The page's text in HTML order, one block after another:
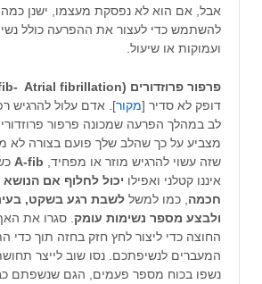
אבל, אם הוא לא נפסקת מעצמו, ישנן
להשתמש כדי לעצור את ההפרעה כולל
ועמוקות או שיעול.
פרפור פרוזדורים (A-fib- Atrial fibrillation)
דופק לא סדיר [מקור]. אדם עלול להרגיש
לב במהלך הפרעה שמכונה פרפור
מצביע על כך שהלב שלך פועם בצורה לא
שזה עשוי להרגיש מוזר או מפחיד, A-fib
איננו קטלני ואפילו יכול לחלוף אם הנושא
חכמה , כמו למשל לשבת רגע בשקט,
ולבצע מספר נשימות עומק . סגרו את
החוצה כדי ליצור לחץ חזק בחזה תוך כדי
המעברים לנשיפתכם. נסו שוב לייצר
נשפו בכוח מספר פעמים, הגם שנשפתם